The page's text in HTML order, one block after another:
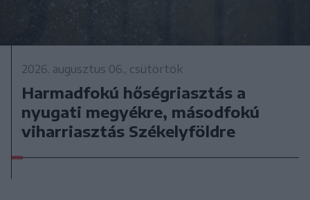
2026. augusztus 06., csütörtök
Harmadfokú hőségriasztás a
nyugati megyékre, másodfokú
viharriasztás Székelyföldre